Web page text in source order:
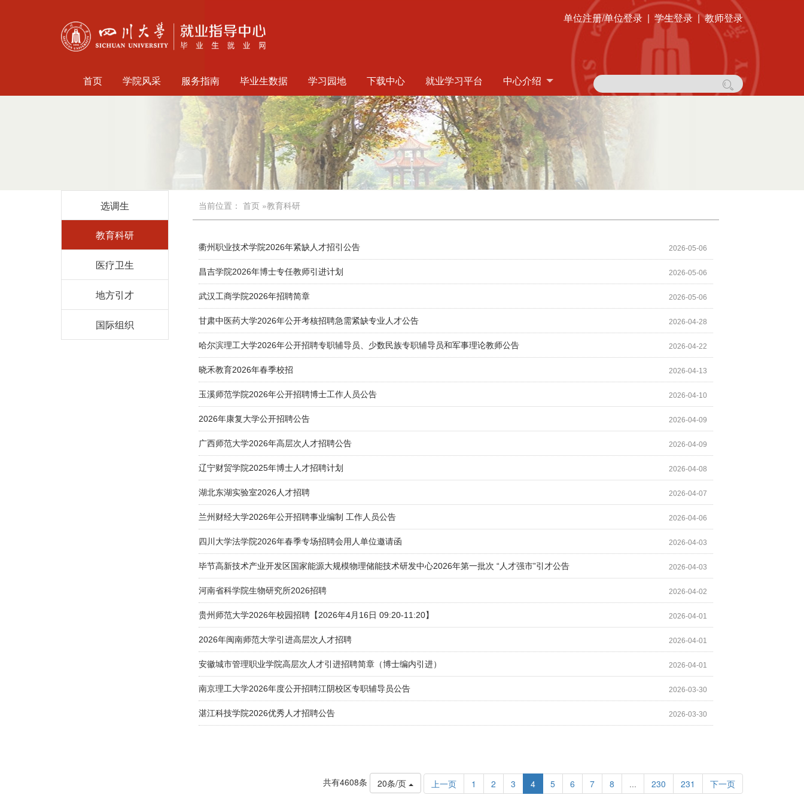
教师登录
|
学生登录
|
单位注册/单位登录
首页 学院风采 服务指南 毕业生数据 学习园地 下载中心 就业学习平台 中心介绍
选调生
教育科研
医疗卫生
地方引才
国际组织
当前位置： 首页 »教育科研
2026-05-06
衢州职业技术学院2026年紧缺人才招引公告
2026-05-06
昌吉学院2026年博士专任教师引进计划
2026-05-06
武汉工商学院2026年招聘简章
2026-04-28
甘肃中医药大学2026年公开考核招聘急需紧缺专业人才公告
2026-04-22
哈尔滨理工大学2026年公开招聘专职辅导员、少数民族专职辅导员和军事理论教师公告
2026-04-13
晓禾教育2026年春季校招
2026-04-10
玉溪师范学院2026年公开招聘博士工作人员公告
2026-04-09
2026年康复大学公开招聘公告
2026-04-09
广西师范大学2026年高层次人才招聘公告
2026-04-08
辽宁财贸学院2025年博士人才招聘计划
2026-04-07
湖北东湖实验室2026人才招聘
2026-04-06
兰州财经大学2026年公开招聘事业编制 工作人员公告
2026-04-03
四川大学法学院2026年春季专场招聘会用人单位邀请函
2026-04-03
毕节高新技术产业开发区国家能源大规模物理储能技术研发中心2026年第一批次 “人才强市”引才公告
2026-04-02
河南省科学院生物研究所2026招聘
2026-04-01
贵州师范大学2026年校园招聘【2026年4月16日 09:20-11:20】
2026-04-01
2026年闽南师范大学引进高层次人才招聘
2026-04-01
安徽城市管理职业学院高层次人才引进招聘简章（博士编内引进）
2026-03-30
南京理工大学2026年度公开招聘江阴校区专职辅导员公告
2026-03-30
湛江科技学院2026优秀人才招聘公告
共有4608条 20条/页 上一页 1 2 3 4 5 6 7 8 ... 230 231 下一页